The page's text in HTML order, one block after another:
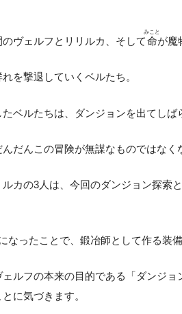
ヴェルフとリリルカ、そして命
みこと
が魔
を撃退していくベルたち。
ベルたちは、ダンジョンを出てしば
だんこの冒険が無謀なものではなく
カの3人は、今回のダンジョン探索
なったことで、鍛冶師として作る装
ルフの本来の目的である「ダンジ
に気づきます。